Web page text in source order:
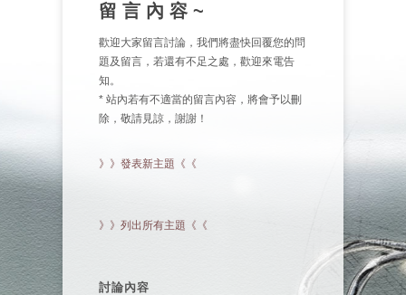
留 言 內 容 ~
歡迎大家留言討論，我們將盡快回覆您的問
題及留言，若還有不足之處，歡迎來電告
知。
* 站內若有不適當的留言內容，將會予以刪
除，敬請見諒，謝謝！
》》發表新主題《《
》》列出所有主題《《
討論內容